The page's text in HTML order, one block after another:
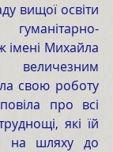
вищої освіти
імені Михайла
величезним
свою роботу
про всі
які їй
на шляху до